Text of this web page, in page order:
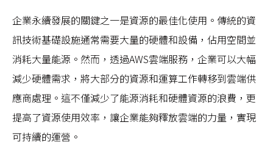
企業永續發展的關鍵之一是資源的最佳化使用。傳統的資
訊技術基礎設施通常需要大量的硬體和設備，佔用空間並
消耗大量能源。然而，透過AWS雲端服務，企業可以大幅
減少硬體需求，將大部分的資源和運算工作轉移到雲端供
應商處理。這不僅減少了能源消耗和硬體資源的浪費，更
提高了資源使用效率，讓企業能夠釋放雲端的力量，實現
可持續的運營。